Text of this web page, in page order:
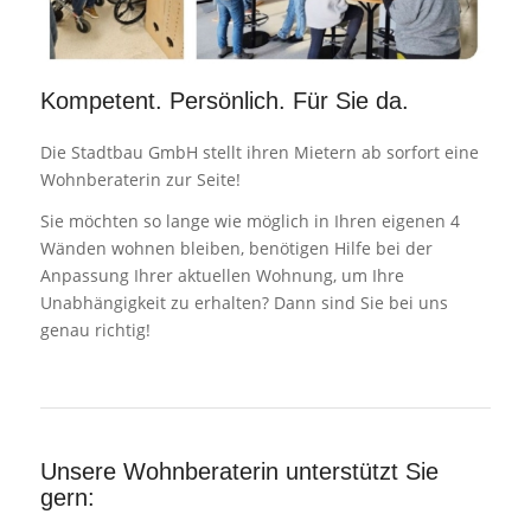
Kompetent. Persönlich. Für Sie da.
Die Stadtbau GmbH stellt ihren Mietern ab sorfort eine
Wohnberaterin zur Seite!
Sie möchten so lange wie möglich in Ihren eigenen 4
Wänden wohnen bleiben, benötigen Hilfe bei der
Anpassung Ihrer aktuellen Wohnung, um Ihre
Unabhängigkeit zu erhalten? Dann sind Sie bei uns
genau richtig!
Unsere Wohnberaterin unterstützt Sie
gern: